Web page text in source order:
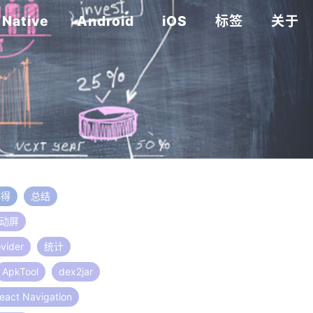
Android iOS 标签 关于
总结
屏
统计
ApkTool dex2jar
Navigation